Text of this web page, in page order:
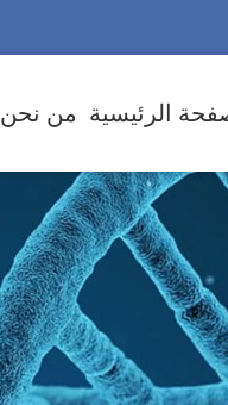
الرئيسية من نحن